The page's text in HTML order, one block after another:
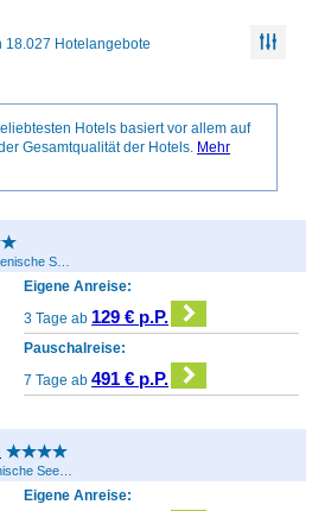
18.027 Hotelangebote
Hotels basiert vor allem auf
Gesamtqualität der Hotels. Mehr
Limone sul Garda, Oberitalienische Seen & Gardasee, Italien
Eigene Anreise:
3 Tage ab 129 € p.P.
Pauschalreise:
7 Tage ab491 € p.P.
Tignale-Oldesio, Oberitalienische Seen & Gardasee, Italien
Eigene Anreise: